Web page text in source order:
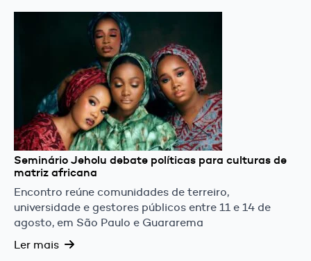
Seminário Jeholu debate políticas para culturas de
matriz africana
Encontro reúne comunidades de terreiro,
universidade e gestores públicos entre 11 e 14 de
agosto, em São Paulo e Guararema
Ler mais